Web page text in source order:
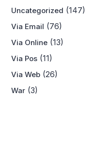
Uncategorized (147)
Via Email (76)
Via Online (13)
Via Pos (11)
Via Web (26)
War (3)